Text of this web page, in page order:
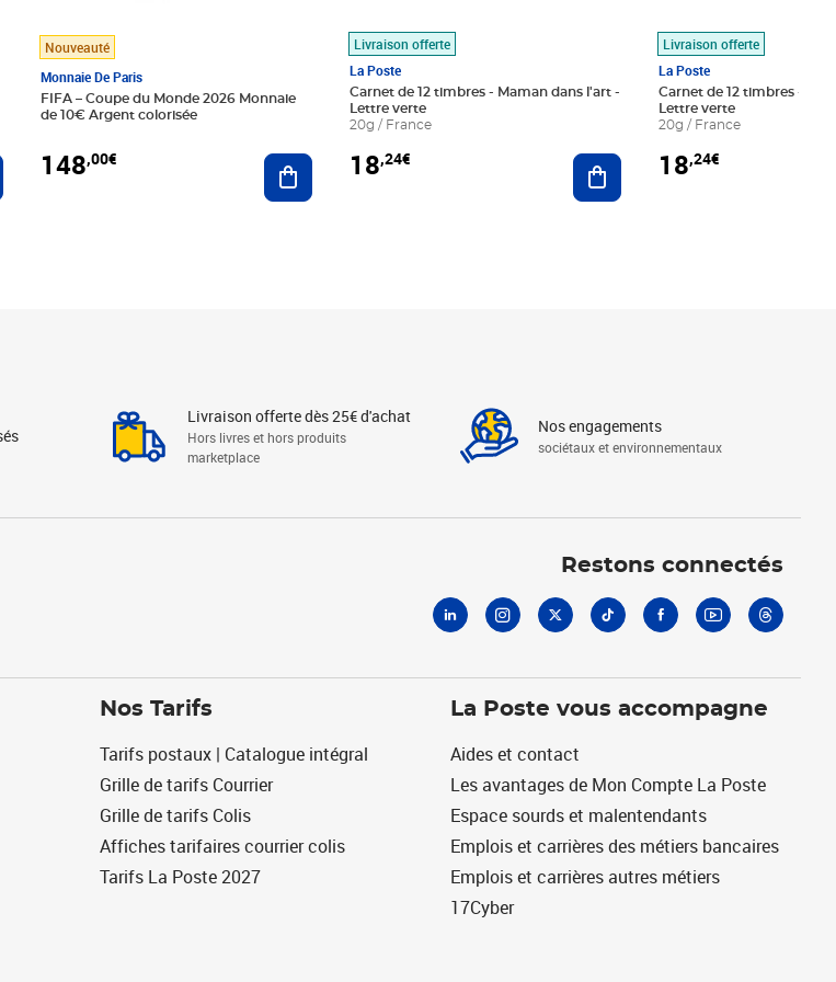
au panier
Nouveauté
Monnaie De Paris
FIFA – Coupe du Monde 2026 Monnaie
de 10€ Argent colorisée
148,00€ Ajouter au panier
Livraison offerte
La Poste
Carnet de 12 timbres - Maman dans l'art -
Lettre verte
20g / France
18,24€ Ajouter au panier
Livraison offerte
La Poste
Carnet de 12 timbres - Le
Lettre verte
20g / France
18,24€
Livraison offerte dès 25€ d'achat
Hors livres et hors produits
marketplace
Nos engagements
sociétaux et environnementaux
Restons connectés
Nos Tarifs
Tarifs postaux | Catalogue intégral
Grille de tarifs Courrier
Grille de tarifs Colis
Affiches tarifaires courrier colis
Tarifs La Poste 2027
La Poste vous accompagne
Aides et contact
Les avantages de Mon Compte La Poste
Espace sourds et malentendants
Emplois et carrières des métiers bancaires
Emplois et carrières autres métiers
17Cyber